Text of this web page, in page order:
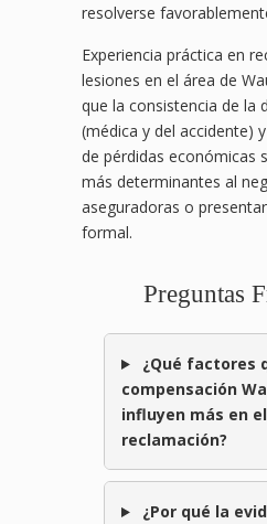
resolverse
Experiencia práctica en
lesiones en el área de
que la consistencia de la
(médica y del accidente)
de pérdidas económicas
más determinantes al
aseguradoras o
formal.
Preguntas
¿Qué factores
compensación
influyen más en
reclamación?
¿Por qué la